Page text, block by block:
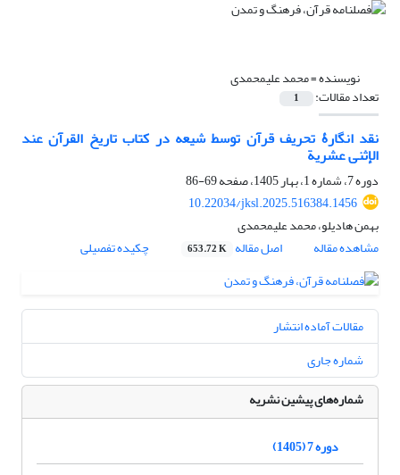
نویسنده =محمد علیمحمدی
تعداد مقالات: 1
نقد انگارۀ تحریف قرآن توسط شیعه در کتاب تاریخ القرآن عند
الإثنی عشریة
دوره 7، شماره 1، بهار 1405، صفحه
69-86
10.22034/jksl.2025.516384.1456
بهمن هادیلو، محمد علیمحمدی
مشاهده مقاله
اصل مقاله 653.72 K چکیده تفصیلی
مقالات آماده انتشار
شماره جاری
شماره‌های پیشین نشریه
دوره 7 (1405)